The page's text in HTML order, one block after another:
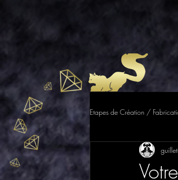
Etapes de Création /
Création Sur-Mesure